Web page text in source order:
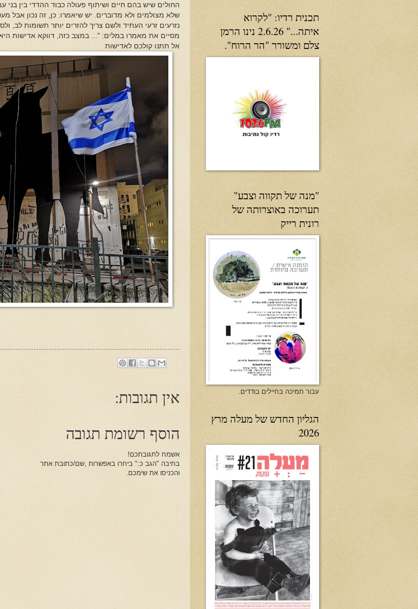
החולים שיש בהם חיים ושיתוף פעולה כבוד ההדדי בין בני
שלא מצולמים ולא מדוברים. יש שיאמרו: כן, זה נכון אבל
נזרעים זרעי העתיד ולשם צריך להזרים יותר תשומות לב,
מסיים את מאמרו במלים: "... במצב כזה, דווקא אדישות
אל תתנו קולכם לאדישות
אין תגובות:
הוסף רשומת תגובה
אשמח לתגובתכם!
בתיבה "הגב כ:" ביחרו באפשרות ,שם/כתובת אתר
והכניסו את שימכם.
תכנית רדיו: "לקרוא
איתה..." 2.6.26 נינו הרמן
צלם ומשורר "הר הרוח".
"מנה של תקווה וצבע"
תערוכה באוצרותה של
רונית רייק
עבור תמיכה בחיילים בודדים.
הגליון החדש של מעלה מרץ
2026